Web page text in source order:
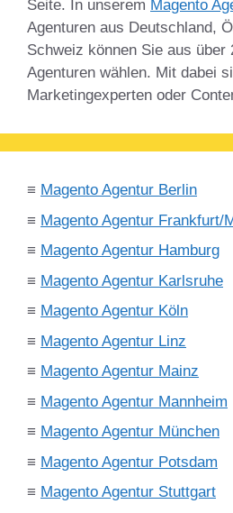
Seite. In unserem Magento
Agenturen aus Deutschland,
Schweiz können Sie aus über
Agenturen wählen. Mit dabei
Marketingexperten oder
≡ Magento Agentur Berlin
≡ Magento Agentur Frankfurt/
≡ Magento Agentur Hamburg
≡ Magento Agentur Karlsruhe
≡ Magento Agentur Köln
≡ Magento Agentur Linz
≡ Magento Agentur Mainz
≡ Magento Agentur Mannheim
≡ Magento Agentur München
≡ Magento Agentur Potsdam
≡ Magento Agentur Stuttgart